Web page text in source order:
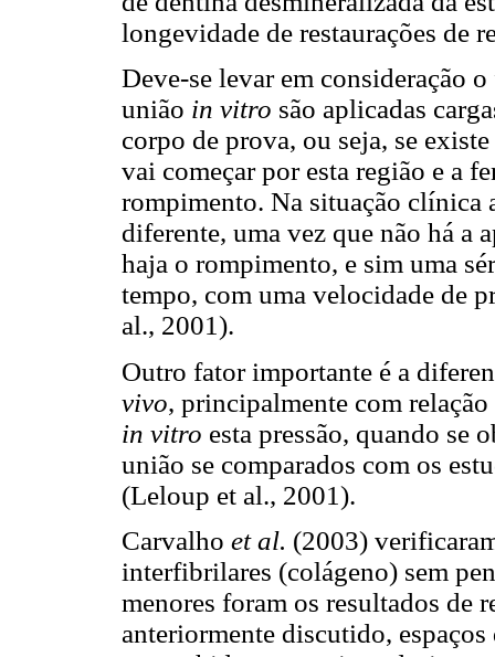
longevidade de restaurações de
Deve-se levar em consideração
união in vitro são aplicadas
corpo de prova, ou seja, se
vai começar por esta região e a
rompimento. Na situação clínica
diferente, uma vez que não há a
haja o rompimento, e sim uma
tempo, com uma velocidade de
al., 2001).
Outro fator importante é a
vivo, principalmente com
in vitro esta pressão, quando se
união se comparados com os
(Leloup et al., 2001).
Carvalho et al. (2003)
interfibrilares (colágeno) sem
menores foram os resultados de
anteriormente discutido,